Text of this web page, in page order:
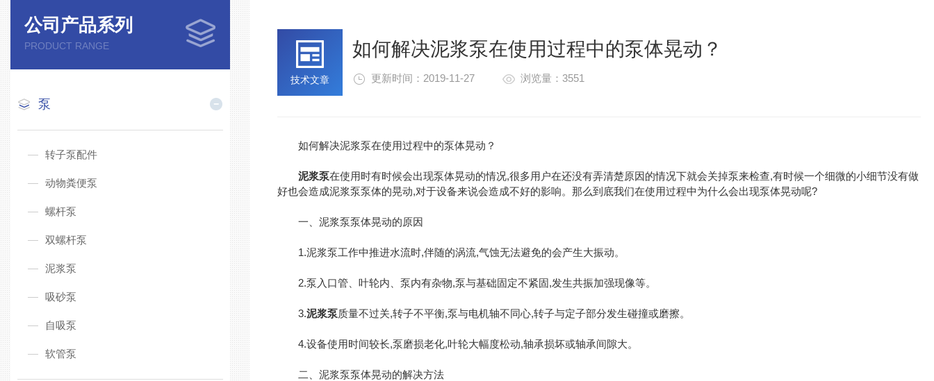
公司产品系列
PRODUCT RANGE
泵
转子泵配件
动物粪便泵
螺杆泵
双螺杆泵
泥浆泵
吸砂泵
自吸泵
软管泵
技术文章
如何解决泥浆泵在使用过程中的泵体晃动？
更新时间：2019-11-27 浏览量：3551
如何解决泥浆泵在使用过程中的泵体晃动？
泥浆泵在使用时有时候会出现泵体晃动的情况,很多用户在还没有弄清楚原因的情况下就会关掉泵来检查,有时候一个细微的小细节没有做
好也会造成泥浆泵泵体的晃动,对于设备来说会造成不好的影响。那么到底我们在使用过程中为什么会出现泵体晃动呢?
一、泥浆泵泵体晃动的原因
1.泥浆泵工作中推进水流时,伴随的涡流,气蚀无法避免的会产生大振动。
2.泵入口管、叶轮内、泵内有杂物,泵与基础固定不紧固,发生共振加强现像等。
3.泥浆泵质量不过关,转子不平衡,泵与电机轴不同心,转子与定子部分发生碰撞或磨擦。
4.设备使用时间较长,泵磨损老化,叶轮大幅度松动,轴承损坏或轴承间隙大。
二、泥浆泵泵体晃动的解决方法